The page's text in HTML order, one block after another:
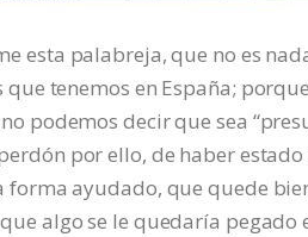
esta palabreja, que no es
tenemos en España;
podemos decir que sea
por ello, de haber
ayudado, que quede
algo se le quedaría pegado